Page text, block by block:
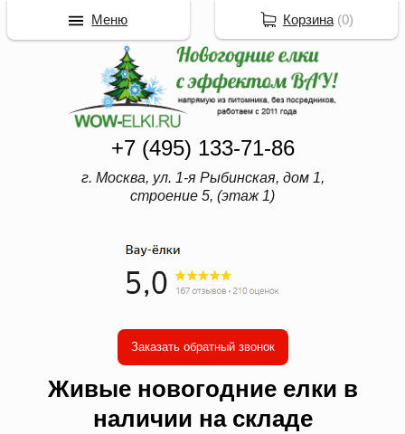
+7 (495) 133-71-86
г. Москва, ул. 1-я Рыбинская, дом 1,
строение 5, (этаж 1)
Заказать обратный звонок
Живые новогодние елки в
наличии на складе
Корзина(0)
Меню